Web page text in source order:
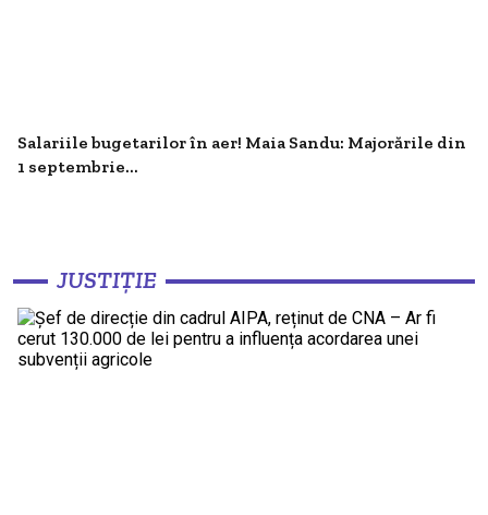
Salariile bugetarilor în aer! Maia Sandu: Majorările din
1 septembrie...
JUSTIȚIE